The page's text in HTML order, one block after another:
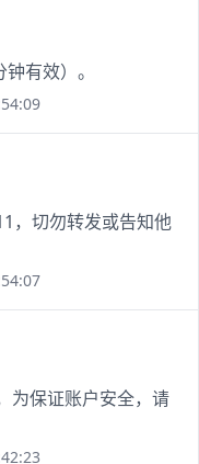
有效）。
，切勿转发或告知他
为保证账户安全，请